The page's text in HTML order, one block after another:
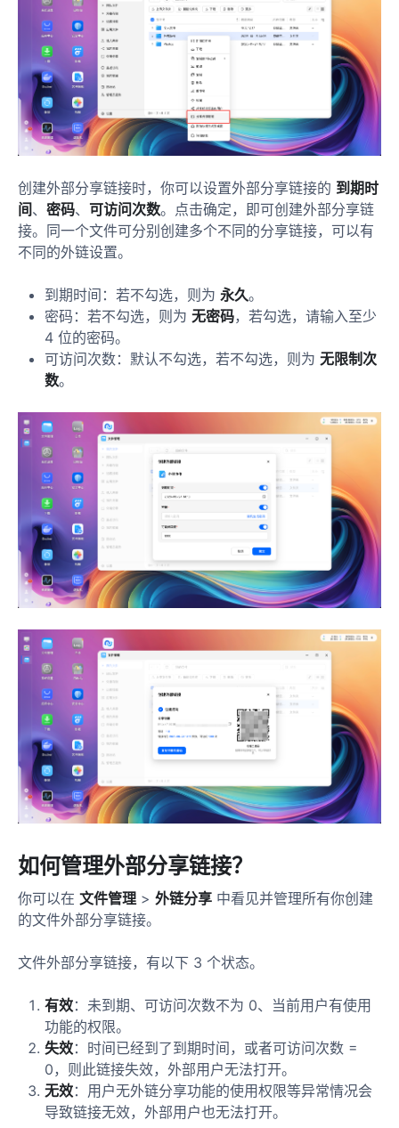
创建外部分享链接时，你可以设置外部分享链接的 到期时
间、 密码、 可访问次数。点击确定，即可创建外部分享链
接。同一个文件可分别创建多个不同的分享链接，可以有
不同的外链设置。
到期时间：若不勾选，则为 永久。
密码：若不勾选，则为 无密码，若勾选，请输入至少
4 位的密码。
可访问次数：默认不勾选，若不勾选，则为 无限制次
数。
如何管理外部分享链接？
你可以在 文件管理 > 外链分享 中看见并管理所有你创建
的文件外部分享链接。
文件外部分享链接，有以下 3 个状态。
有效：未到期、可访问次数不为 0、当前用户有使用
功能的权限。
失效：时间已经到了到期时间，或者可访问次数 =
0，则此链接失效，外部用户无法打开。
无效：用户无外链分享功能的使用权限等异常情况会
导致链接无效，外部用户也无法打开。